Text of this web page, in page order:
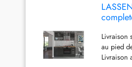
plans
Matera
Livraison
au pied
Livraison